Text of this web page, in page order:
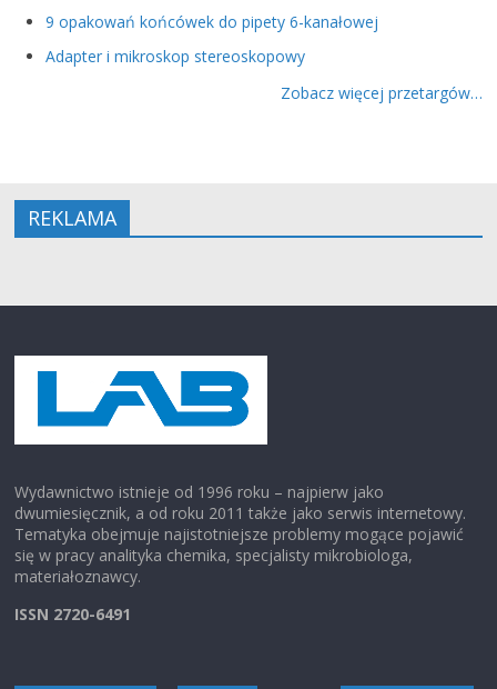
9 opakowań końcówek do pipety 6-kanałowej
Adapter i mikroskop stereoskopowy
Zobacz więcej przetargów…
REKLAMA
Wydawnictwo istnieje od 1996 roku – najpierw jako
dwumiesięcznik, a od roku 2011 także jako serwis internetowy.
Tematyka obejmuje najistotniejsze problemy mogące pojawić
się w pracy analityka chemika, specjalisty mikrobiologa,
materiałoznawcy.
ISSN 2720-6491